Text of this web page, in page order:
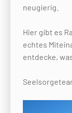
neugierig.
Hier gibt es
echtes
entdecke,